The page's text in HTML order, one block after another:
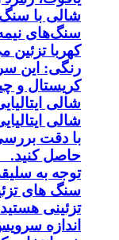
شالی با
سنگ‌های
کهربا
رنگی: این
کریستال و
شالی
شالی
با دقت
حاصل
توجه به
سنگ های
تزئینی
اندازه